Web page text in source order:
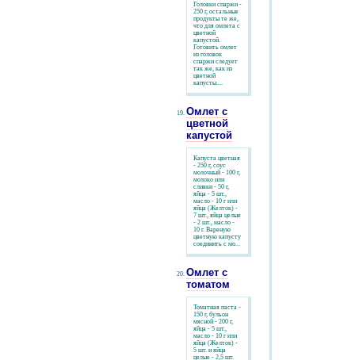
Головки спаржи -
250 г, остальные
продукты те же,
что для омлета с
цветной
капустой.
Готовить омлет
из головок
спаржи следует
так же, как из
цветной
капусты....
Омлет с
цветной
капустой
Капуста цветная
- 250 г, соус
молочный - 100 г,
молоко или
сливки - 50 г,
яйца - 5 шт.,
масло - 10 г или
яйца (Желток) -
7 шт., яйца целые
- 2 шт., масло -
10 г. Вареную
цветную капусту
соединить с мо...
Омлет с
томатом
Томатная паста -
150 г, бульон
мясной - 200 г,
яйца - 5 шт.,
масло - 10 г или
яйца (Желток) -
5 шт. и яйца
целые - 2,5 шт.